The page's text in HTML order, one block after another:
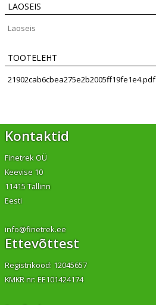
LAOSEIS
Laoseis
TOOTELEHT
21902cab6cbea275e2b2005ff19fe1e4.pdf
Kontaktid
Finetrek OÜ
Keevise 10
11415 Tallinn
Eesti
info@finetrek.ee
Ettevõttest
Registrikood: 12045657
KMKR nr: EE101424174